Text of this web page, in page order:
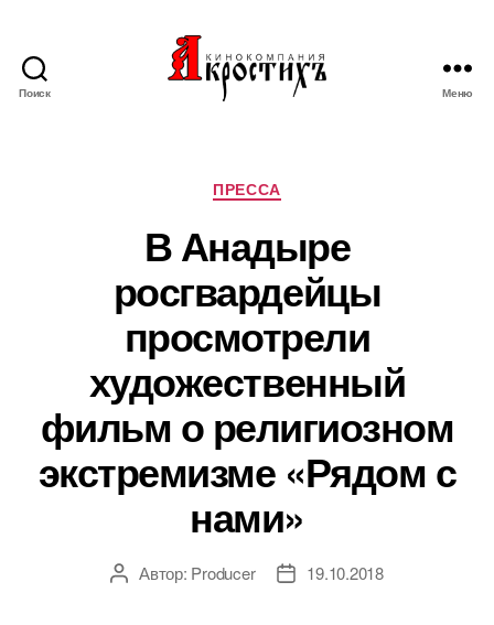
Поиск Меню
Рубрики
ПРЕССА
В Анадыре
росгвардейцы
просмотрели
художественный
фильм о религиозном
экстремизме «Рядом с
нами»
АвторАвтор: Producer
Дата19.10.2018